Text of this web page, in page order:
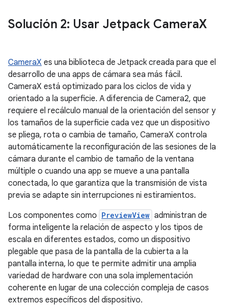
Solución 2: Usar Jetpack CameraX
CameraX es una biblioteca de Jetpack creada para que el
desarrollo de una apps de cámara sea más fácil.
CameraX está optimizado para los ciclos de vida y
orientado a la superficie. A diferencia de Camera2, que
requiere el recálculo manual de la orientación del sensor y
los tamaños de la superficie cada vez que un dispositivo
se pliega, rota o cambia de tamaño, CameraX controla
automáticamente la reconfiguración de las sesiones de la
cámara durante el cambio de tamaño de la ventana
múltiple o cuando una app se mueve a una pantalla
conectada, lo que garantiza que la transmisión de vista
previa se adapte sin interrupciones ni estiramientos.
Los componentes como PreviewView administran de
forma inteligente la relación de aspecto y los tipos de
escala en diferentes estados, como un dispositivo
plegable que pasa de la pantalla de la cubierta a la
pantalla interna, lo que te permite admitir una amplia
variedad de hardware con una sola implementación
coherente en lugar de una colección compleja de casos
extremos específicos del dispositivo.